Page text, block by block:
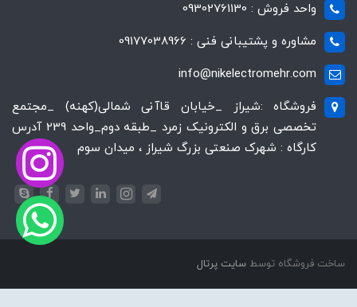
واحد فروش : 09302761130
مشاوره و پشتیبانی فنی : 09177038966
info@nikelectromehr.com
فروشگاه :شیراز _خیابان قاآنی شمالی(کهنه) _مجتمع
تخصصی برق و الکترونیک زمرد _طبقه دوم_واحد 239 آدرس
کارگاه : شهرک صنعتی بزرگ شیراز ، میدان سوم
ساخت فروشگاه توسط سایت پرتال